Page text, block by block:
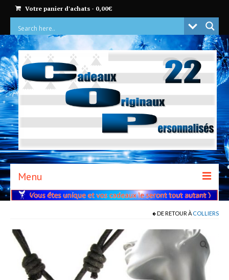
Votre panier d'achats - 0,00€
Menu
INFOS PRODUITS
VOS VISUELS
DE RETOUR À COLLIERS